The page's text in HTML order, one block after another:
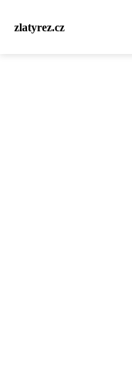
zlatyrez.cz